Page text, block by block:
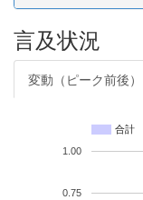
言及状況
変動（ピーク前後）
合計
0.75
1.00